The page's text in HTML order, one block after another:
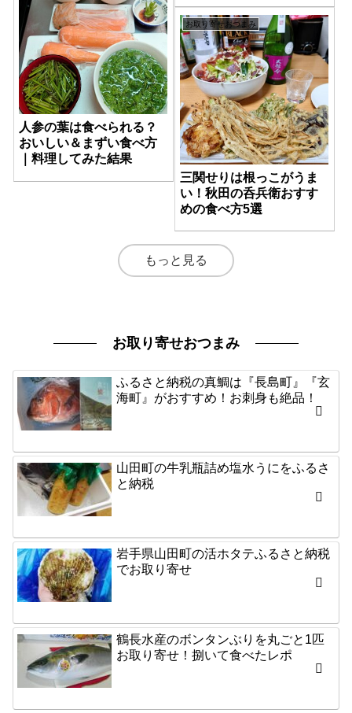
人参の葉は食べられる？
おいしい＆まずい食べ方
｜料理してみた結果
お取り寄せおつまみ
三関せりは根っこがうま
い！秋田の呑兵衛おすす
めの食べ方5選
もっと見る
お取り寄せおつまみ
ふるさと納税の真鯛は『長島町』『玄
海町』がおすすめ！お刺身も絶品！
山田町の牛乳瓶詰め塩水うにをふるさ
と納税
岩手県山田町の活ホタテふるさと納税
でお取り寄せ
鶴長水産のボンタンぶりを丸ごと1匹
お取り寄せ！捌いて食べたレポ